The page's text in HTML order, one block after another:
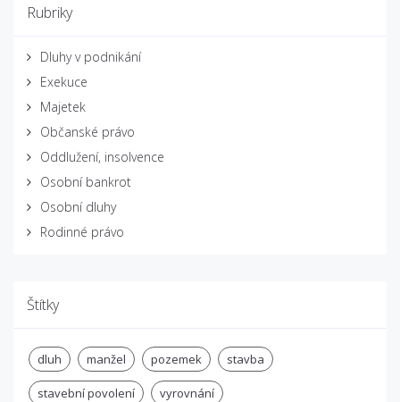
Rubriky
Dluhy v podnikání
Exekuce
Majetek
Občanské právo
Oddlužení, insolvence
Osobní bankrot
Osobní dluhy
Rodinné právo
Štítky
dluh manžel pozemek stavba
stavební povolení vyrovnání